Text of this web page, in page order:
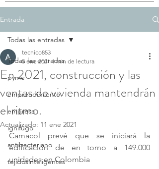
Entrada
Todas las entradas
pyme
emprendimiento
empresa
ignifugo
antibacteriano
tejidosinteligentes
Todas las entradas
En 2021, construcción y las
ventas de vivienda mantendrán
el ritmo.
tecnico853
5 ene 2021 1 min de lectura
Actualizado: 11 ene 2021
Camacol prevé que se iniciará la
edificación de en torno a 149.000
unidades en Colombia